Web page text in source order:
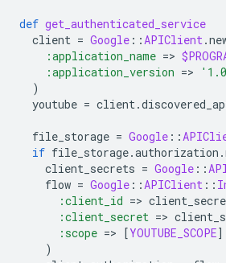
def get_authenticated_service
client = Google ::APIClient.
:application_name =>
:application_version =>
)
youtube = client.
file_storage = Google ::
if file_storage.authorization .
client_secrets = Google ::
flow = Google ::APIClient ::
:client_id =>
:client_secret =>
:scope => [YOUTUBE_SCOPE]
)